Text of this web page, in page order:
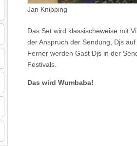
Jan Knipping
Das Set wird klassischeweise mit
der Anspruch der Sendung, Djs
Ferner werden Gast Djs in der
Festivals.
Das wird Wumbaba!